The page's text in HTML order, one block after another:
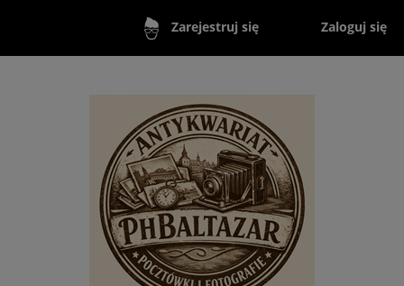
Zarejestruj się Zaloguj się